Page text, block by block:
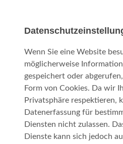
Wenn Sie eine Website
möglicherweise
gespeichert oder
Form von Cookies. Da wir
Privatsphäre respektieren,
Datenerfassung für
Diensten nicht zulassen.
Dienste kann sich jedoch